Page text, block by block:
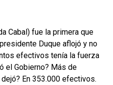
Cabal) fue la primera que
Duque aflojó y no
efectivos tenía la fuerza
el Gobierno? Más de
En 353.000 efectivos.